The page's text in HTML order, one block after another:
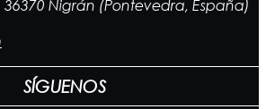
Nigrán (Pontevedra, España)
SÍGUENOS